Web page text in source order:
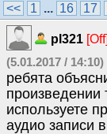
<< 1 ... 16 17
pl321 [Off]
(5.01.2017 / 14:10)
ребята
произведении
используете
аудио записи